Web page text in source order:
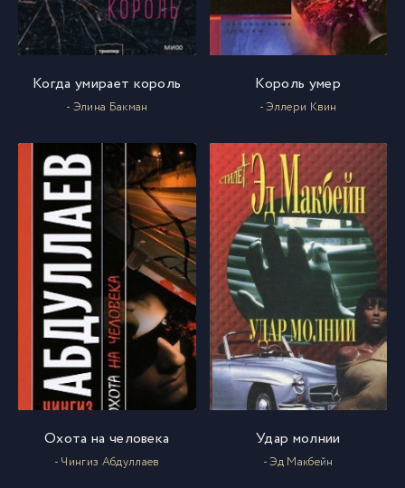
Когда умирает король
- Элина Бакман
Король умер
- Эллери Квин
Охота на человека
- Чингиз Абдуллаев
Удар молнии
- Эд Макбейн